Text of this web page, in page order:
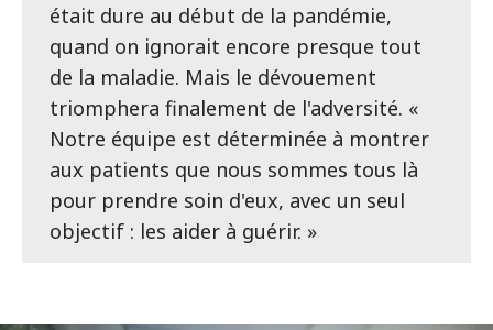
était dure au début de la pandémie,
quand on ignorait encore presque tout
de la maladie. Mais le dévouement
triomphera finalement de l'adversité. «
Notre équipe est déterminée à montrer
aux patients que nous sommes tous là
pour prendre soin d'eux, avec un seul
objectif : les aider à guérir. »